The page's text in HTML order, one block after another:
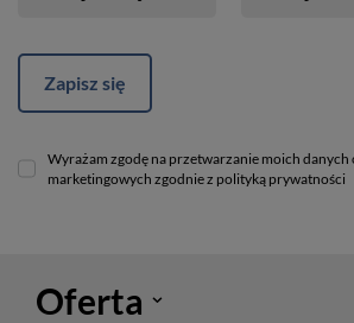
Zapisz się
Wyrażam zgodę na przetwarzanie moich
marketingowych zgodnie z polityką prywatności
Oferta